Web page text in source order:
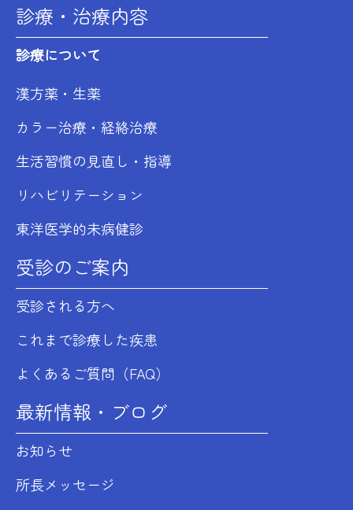
診療・治療内容
診療について
漢方薬・生薬
カラー治療・経絡治療
生活習慣の見直し・指導
リハビリテーション
東洋医学的未病健診
受診のご案内
受診される方へ
これまで診療した疾患
よくあるご質問（FAQ）
最新情報・ブログ
お知らせ
所長メッセージ